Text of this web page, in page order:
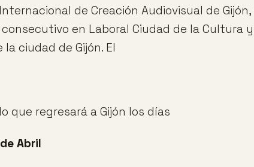
de Creación Audiovisual de
en Laboral Ciudad de la Cultura
ciudad de Gijón. El
que regresará a Gijón los días
Abril